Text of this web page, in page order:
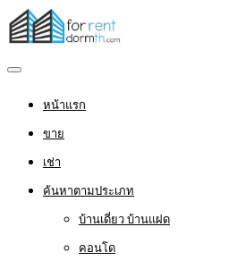
หน้าแรก
ขาย
เช่า
ค้นหาตามประเภท
บ้านเดี่ยว บ้านแฝด
คอนโด